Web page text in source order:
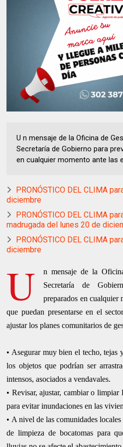
U n mensaje de la Oficina de
Secretaría de Gobierno para
en cualquier momento ante las
PRONÓSTICO DEL CLIMA
diciembre
PRONÓSTICO DEL CLIMA
madrugada del lunes 20 de
PRONÓSTICO DEL CLIMA
diciembre
U
n mensaje de la
Secretaría de
preparados en cualquier
que puedan presentarse en el
ajustar los planes comunitarios de
• Asegurar muy bien el techo, tejas
los objetos que podrían ser
intensos, asociados a vendavales.
• Revisar, ajustar, cambiar o limpiar
para evitar inundaciones en las
• A nivel de las comunidades
de limpieza de bocatomas para